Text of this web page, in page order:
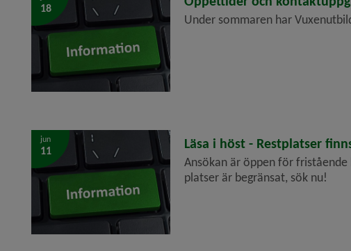
18
Under sommaren har
jun
11
2026-06-11
Läsa i höst - Restplatser
Ansökan är öppen för
platser är begränsat, sök nu!